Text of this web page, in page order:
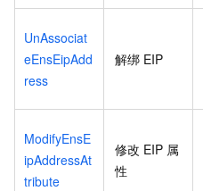
UnAssociat
eEnsEipAdd
ress
解绑 EIP
ModifyEnsE
ipAddressAt
tribute
修改 EIP 属
性